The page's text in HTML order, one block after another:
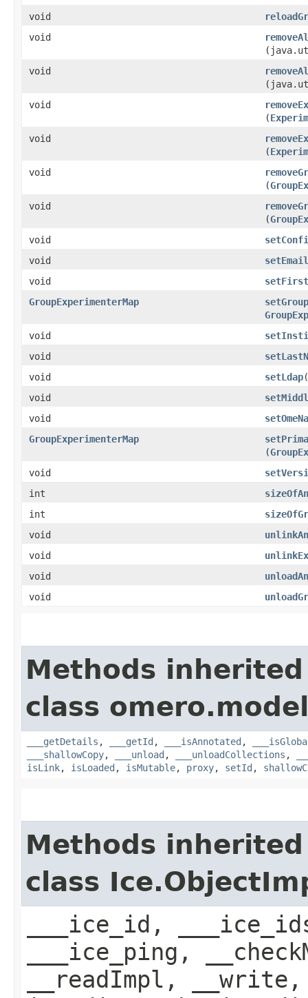
void
void
void
void
(
void
(
void
(
void
(
void
void
setEmail
void
GroupExperimenterMap
void
void
void
setLdap​(
void
void
GroupExperimenterMap
(
void
int
int
void
void
void
void
Methods
class
___getDetails , ___getId , ___isAnnotated ,
___shallowCopy, ___unload , ___unloadCollections ,
isLink, isLoaded , isMutable, proxy, setId ,
Methods
class
___ice_id,
___ice_ping,
__readImpl,